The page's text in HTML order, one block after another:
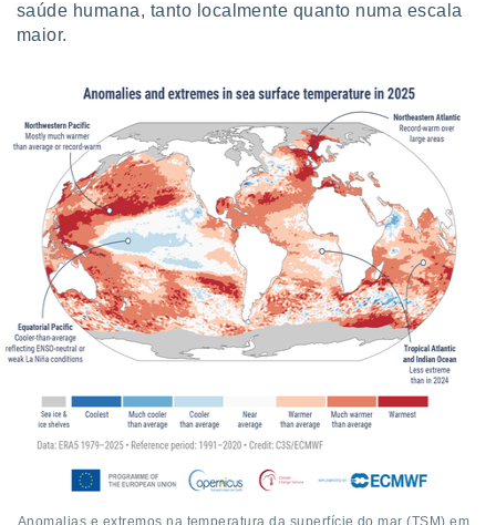
saúde humana, tanto localmente quanto numa escala
maior.
Anomalias e extremos na temperatura da superfície do mar (TSM) em